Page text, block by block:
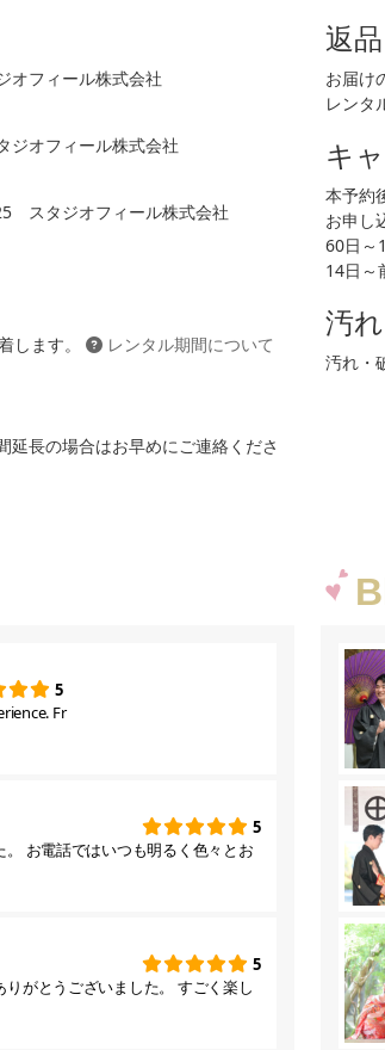
フィール株式会社
オフィール株式会社
スタジオフィール株式会社
します。 レンタル期間について
長の場合はお早めにご連絡くださ
返
お届け
レンタ
キ
本予約
お申し
60日～
14日～
汚
汚れ・
5
Fr
5
お電話ではいつも明るく色々とお
5
がとうございました。 すごく楽し